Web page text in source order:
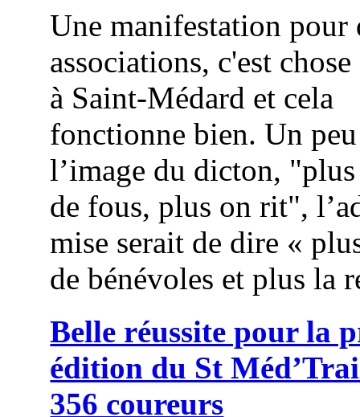
Une manifestation pour
associations, c'est
à Saint-Médard et cela
fonctionne bien. Un
l’image du dicton,
de fous, plus on rit",
mise serait de dire «
de bénévoles et plus la
Belle réussite pour la
édition du St
356 coureurs